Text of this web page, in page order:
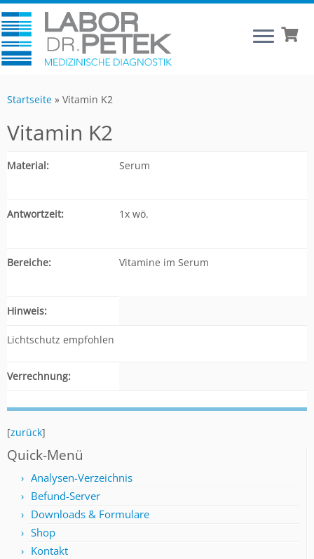
Startseite » Vitamin K2
Vitamin K2
Material: Serum
Antwortzeit: 1x wö.
Bereiche: Vitamine im Serum
Hinweis:
Lichtschutz empfohlen
Verrechnung:
[zurück]
Quick-Menü
Analysen-Verzeichnis
Befund-Server
Downloads & Formulare
Shop
Kontakt